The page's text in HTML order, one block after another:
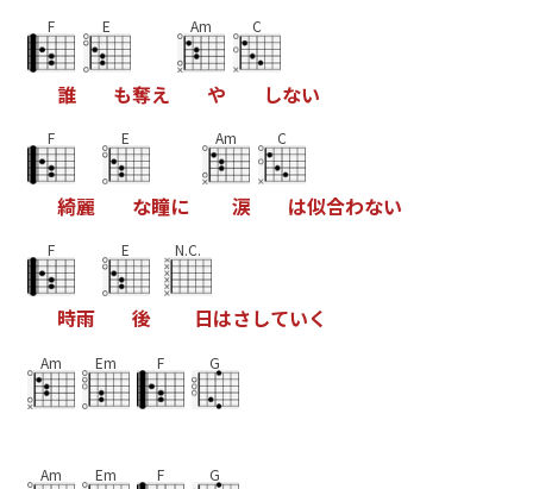
F
誰
E
も奪え
Am
や
C
しない
F
綺麗
E
な瞳に
Am
涙
C
は似合わない
F
時雨
E
後
N.C.
日はさしていく
Am Em F G
Am Em F G